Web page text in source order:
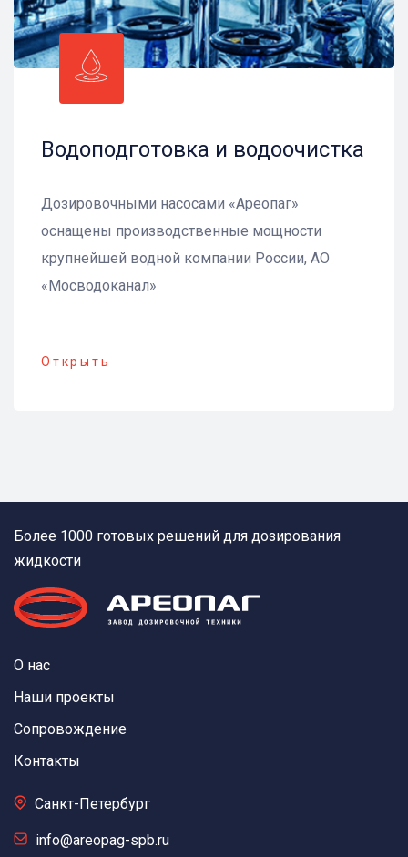
Водоподготовка и водоочистка
Дозировочными насосами «Ареопаг»
оснащены производственные мощности
крупнейшей водной компании России, АО
«Мосводоканал»
Открыть
Более 1000 готовых решений для дозирования
жидкости
О нас
Наши проекты
Сопровождение
Контакты
Санкт-Петербург
info@areopag-spb.ru